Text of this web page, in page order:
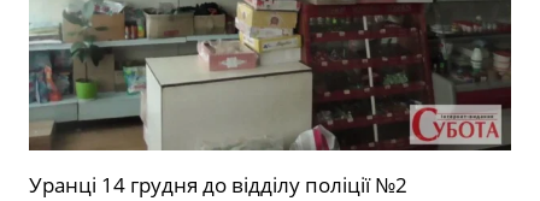
Уранці 14 грудня до відділу поліції №2